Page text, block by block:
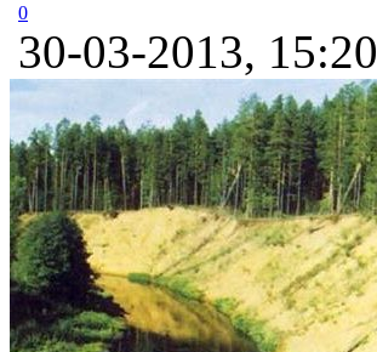
0
30-03-2013, 15:20